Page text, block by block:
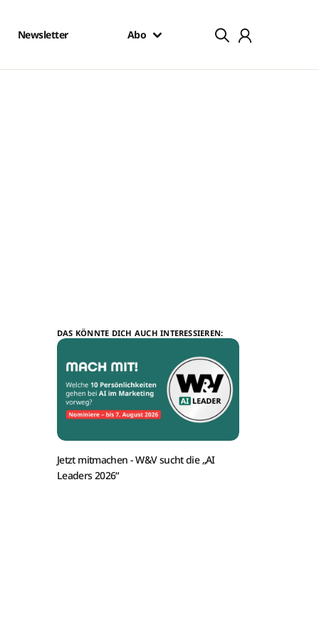
Newsletter Abo
DAS KÖNNTE DICH AUCH INTERESSIEREN:
Jetzt mitmachen -W&V sucht die „AI
Leaders 2026“